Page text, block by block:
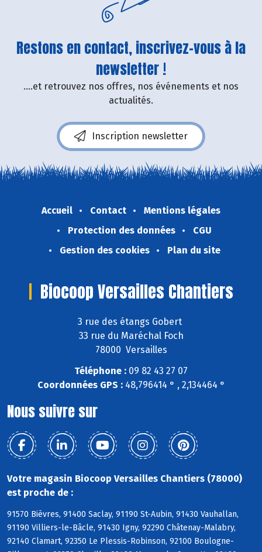
Restons en contact, inscrivez-vous à la
newsletter !
....et retrouvez nos offres, nos événements et nos
actualités.
Inscription newsletter
Accueil Contact
Mentions légales
Protection des données
CGU
Gestion des cookies
Plan du site
Biocoop Versailles Chantiers
3 rue des étangs Gobert
33 rue du Maréchal Foch
78000 Versailles
Téléphone : 09 82 43 27 07
Coordonnées GPS :48,796414 ° , 2,134464 °
Nous suivre sur
Votre magasin Biocoop Versailles Chantiers (78000)
est proche de :
91570 Bièvres, 91400 Saclay, 91190 St-Aubin, 91430 Vauhallan,
91190 Villiers-le-Bâcle, 91430 Igny, 92290 Châtenay-Malabry,
92140 Clamart, 92350 Le Plessis-Robinson, 92100 Boulogne-